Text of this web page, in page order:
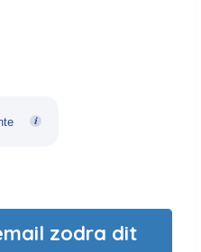
€2.402,85.
zodra dit